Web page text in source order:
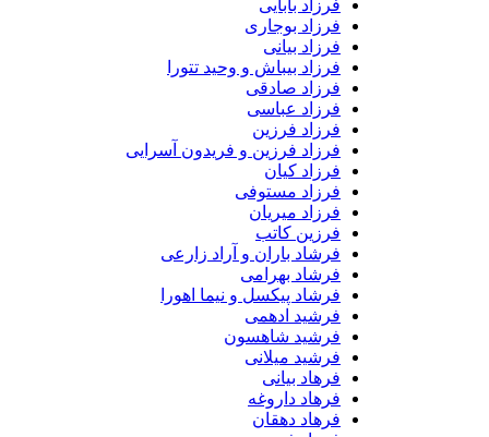
فرزاد بابایی
فرزاد بوجاری
فرزاد بیانی
فرزاد بیباش و وحید تتورا
فرزاد صادقی
فرزاد عباسی
فرزاد فرزین
فرزاد فرزین و فریدون آسرایی
فرزاد کیان
فرزاد مستوفی
فرزاد میریان
فرزین کاتب
فرشاد باران و آراد زارعی
فرشاد بهرامی
فرشاد پیکسل و نیما اهورا
فرشید ادهمی
فرشید شاهسون
فرشید میلانی
فرهاد بیانی
فرهاد داروغه
فرهاد دهقان